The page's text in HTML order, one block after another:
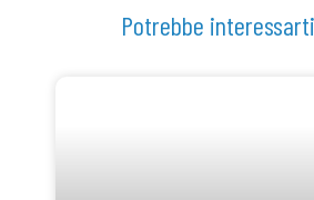
Potrebbe